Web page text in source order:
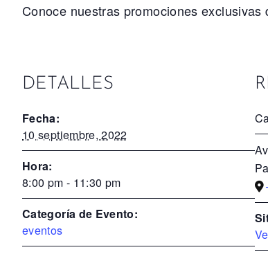
Conoce nuestras promociones
DETALLES
Fecha:
10 septiembre, 2022
Hora:
8:00 pm - 11:30 pm
Categoría de Evento:
eventos